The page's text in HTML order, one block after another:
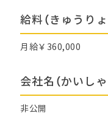
給料（きゅうりょ
月給￥360,000
会社名（かいしゃ
非公開